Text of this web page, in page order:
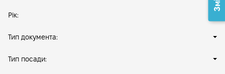
Рік:
Тип документа:
Тип посади: